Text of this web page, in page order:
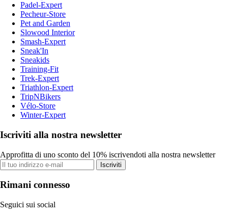
Padel-Expert
Pecheur-Store
Pet and Garden
Slowood Interior
Smash-Expert
Sneak'In
Sneakids
Training-Fit
Trek-Expert
Triathlon-Expert
TripNBikers
Vélo-Store
Winter-Expert
Iscriviti alla nostra newsletter
Approfitta di uno sconto del 10% iscrivendoti alla nostra newsletter
Iscriviti
Rimani connesso
Seguici sui social